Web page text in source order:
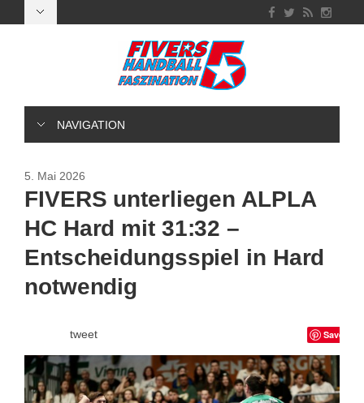
NAVIGATION
5. Mai 2026
FIVERS unterliegen ALPLA
HC Hard mit 31:32 –
Entscheidungsspiel in Hard
notwendig
tweet Save